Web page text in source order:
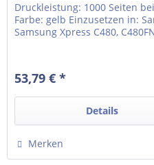
Druckleistung: 1000 Seiten
Farbe: gelb Einzusetzen in:
Samsung Xpress C480,
53,79 € *
Details
Merken